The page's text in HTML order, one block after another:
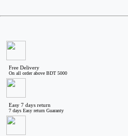
Free Delivery
On all order above BDT 5000
Easy 7 days return
7 days Easy return Guaranty